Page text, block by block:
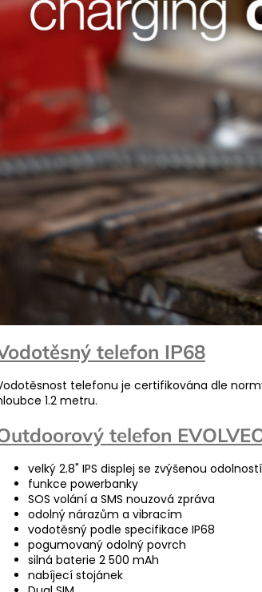
telefon IP68
telefonu je certifikována dle
1.2 metru.
telefon
velký 2.8" IPS displej se zvýšenou
funkce powerbanky
SOS volání a SMS nouzová zpráva
odolný nárazům a vibracím
vodotěsný podle specifikace IP68
pogumovaný odolný povrch
silná baterie 2 500 mAh
nabíjecí stojánek